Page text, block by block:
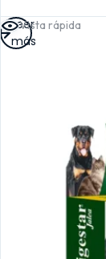
Vista rápida
Leer
más